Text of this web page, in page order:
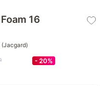
16
(Jacgard)
20%